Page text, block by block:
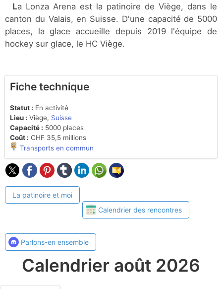
La Lonza Arena est la patinoire de Viège, dans le
canton du Valais, en Suisse. D'une capacité de 5000
places, la glace accueille depuis 2019 l'équipe de
hockey sur glace, le HC Viège.
Fiche technique
Statut : En activité
Lieu : Viège, Suisse
Capacité : 5000 places
Coût : CHF 35,5 millions
Transports en commun
La patinoire et moi
Calendrier des rencontres
Parlons-en ensemble
Calendrier août 2026